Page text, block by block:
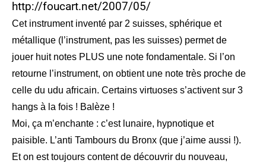
http://foucart.net/2007/05/
Cet instrument inventé par 2 suisses, sphérique et
métallique (l’instrument, pas les suisses) permet de
jouer huit notes PLUS une note fondamentale. Si l’on
retourne l’instrument, on obtient une note très proche de
celle du udu africain. Certains virtuoses s’activent sur 3
hangs à la fois ! Balèze !
Moi, ça m’enchante : c’est lunaire, hypnotique et
paisible. L’anti Tambours du Bronx (que j’aime aussi !).
Et on est toujours content de découvrir du nouveau,